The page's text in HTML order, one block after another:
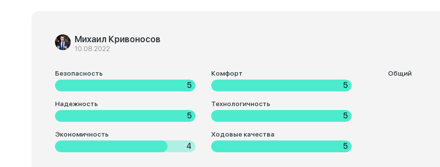
Михаил Кривоносов
10.08.2022
Безопасность
5
Комфорт
5
Надежность
5
Технологичность
5
Экономичность
4
Ходовые качества
5
Общий